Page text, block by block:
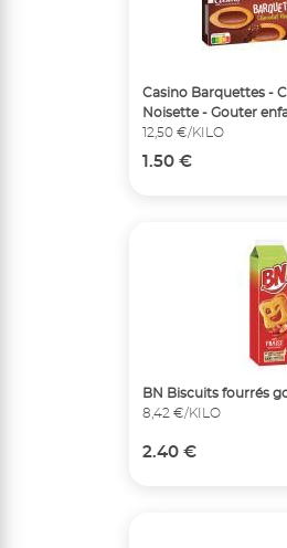
Casino Barquettes -
Noisette - Gouter
12,50 €/KILO
1.50 €
BN Biscuits fourrés
8,42 €/KILO
2.40 €